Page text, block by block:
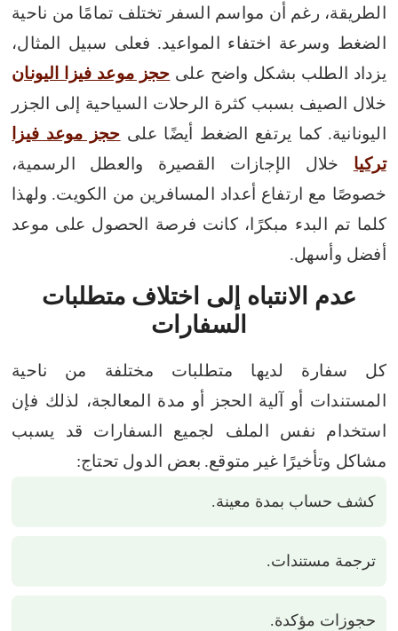
الطريقة، رغم أن مواسم السفر تختلف تمامًا من ناحية
الضغط وسرعة اختفاء المواعيد. فعلى سبيل المثال،
يزداد الطلب بشكل واضح على حجز موعد فيزا اليونان
خلال الصيف بسبب كثرة الرحلات السياحية إلى الجزر
اليونانية. كما يرتفع الضغط أيضًا على حجز موعد فيزا
تركيا خلال الإجازات القصيرة والعطل الرسمية،
خصوصًا مع ارتفاع أعداد المسافرين من الكويت. ولهذا
كلما تم البدء مبكرًا، كانت فرصة الحصول على موعد
أفضل وأسهل.
عدم الانتباه إلى اختلاف متطلبات
السفارات
كل سفارة لديها متطلبات مختلفة من ناحية
المستندات أو آلية الحجز أو مدة المعالجة، لذلك فإن
استخدام نفس الملف لجميع السفارات قد يسبب
مشاكل وتأخيرًا غير متوقع. بعض الدول تحتاج:
كشف حساب بمدة معينة.
ترجمة مستندات.
حجوزات مؤكدة.